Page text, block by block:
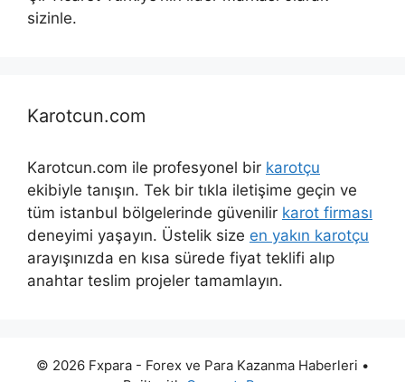
sizinle.
Karotcun.com
Karotcun.com ile profesyonel bir karotçu
ekibiyle tanışın. Tek bir tıkla iletişime geçin ve
tüm istanbul bölgelerinde güvenilir karot firması
deneyimi yaşayın. Üstelik size en yakın karotçu
arayışınızda en kısa sürede fiyat teklifi alıp
anahtar teslim projeler tamamlayın.
© 2026 Fxpara - Forex ve Para Kazanma Haberleri •